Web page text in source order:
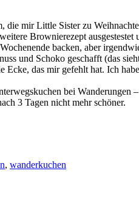
mir Little Sister zu
Brownierezept
backen, aber
und Schoko geschafft (das
Ecke, das mir gefehlt hat. Ich
bei Wanderungen
3 Tagen nicht mehr schöner.
, wanderkuchen